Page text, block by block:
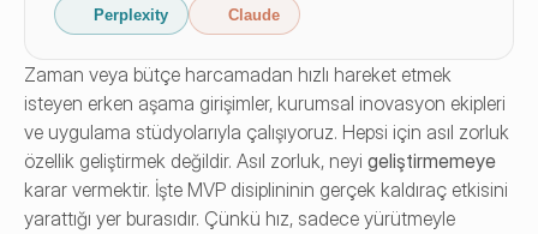
Perplexity Claude
Zaman veya bütçe harcamadan hızlı hareket etmek
isteyen erken aşama girişimler, kurumsal inovasyon ekipleri
ve uygulama stüdyolarıyla çalışıyoruz. Hepsi için asıl zorluk
özellik geliştirmek değildir. Asıl zorluk, neyi
karar vermektir. İşte MVP disiplininin gerçek kaldıraç etkisini
yarattığı yer burasıdır. Çünkü hız, sadece yürütmeyle